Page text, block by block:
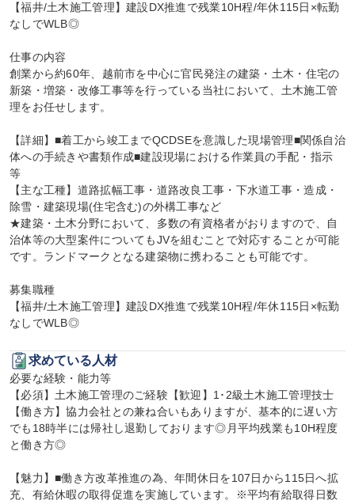
【福井/土木施工管理】建設DX推進で残業10H程/年休115日×転勤
なしでWLB◎
仕事の内容
創業から約60年、越前市を中心に官民発注の建築・土木・住宅の
新築・増築・改修工事等を行っている当社において、土木施工管
理をお任せします。
【詳細】■着工から竣工までQCDSEを意識した現場管理■関係自治
体への手続きや書類作成■建設現場における作業員の手配・指示
等
【主な工種】道路拡幅工事・道路改良工事・下水道工事・造成・
除雪・建築現場(住宅含む)の外構工事など
★建築・土木分野において、多数の有資格者がおりますので、自
治体等の大型案件についてもJVを組むことで対応することが可能
です。ランドマークとなる建築物に携わることも可能です。
募集職種
【福井/土木施工管理】建設DX推進で残業10H程/年休115日×転勤
なしでWLB◎
求めている人材
必要な経験・能力等
【必須】土木施工管理のご経験【歓迎】1･2級土木施工管理技士
【働き方】協力会社との兼ね合いもありますが、基本的に遅い方
でも18時半には帰社し退勤しております◎月平均残業も10H程度
と働き方◎
【魅力】■働き方改革推進の為、年間休日を107日から115日へ拡
充、有給休暇の取得促進を実施しています。※平均有給取得日数